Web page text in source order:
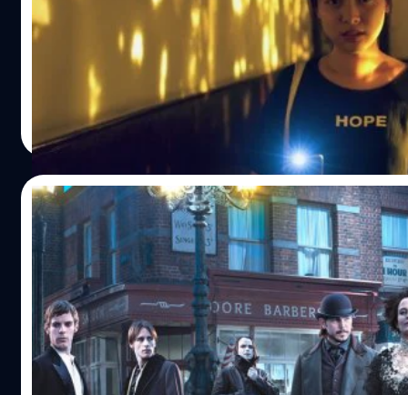
สยามสแควร์ คือหนังจากเลือดใหม่ของค่ายสหมงคลฟิล์มที่ห
ซบเซาลงพอตัว แต่จากหน้าหนังที่ปล่อยมาทำให้เราคาดหวัง
สมควรว่าสหมงคลน่าจะกลับมาทวงแถวหน้าของวงการหนังไ
อีกครั้ง ด้วยองค์ประกอบที่ฉีกแนวไปจากหนังเรื่องอื่น ๆ ในตล
การผสมแนววัยรุ่นวัยเรียนกับแนวสยองขวัญ บนพื้นที่ที่ทุกคน
หรือมีประสบการณ์ร่วมอย่าง สยามสแควร์ฯ ที่เป็นทั้งแหล่งช็อ
และเรียนพิเศษมาไม่ว่ายุคไหน ๆ พร้อมกับคำถามว่าถ้าสยามที่
รู้จักมีอีกด้านหนึ่งที่แสนลึกลับล่ะ? ด้วยภาพแบบทันสมัยกับพ
มีกลิ่นความเชื่อโบราณ ๆ กลายเป็นความขัดกันที่น่าสนใจขึ้นม
เดียว และความเห็นหลังจากได้รับชมแล้ว ต้องบอกว่านี่คืองาน
ไทยที่กล้าลองสูตรใหม่ ๆ และฉลาดในการเล่ามากที่สุดเรื่องห
ขณะนี้เลยครับ นี่เป็นผลงานการกำกับเต็มตัวเรื่องแรกของ ป้อ
ไพรัช คุ้มวัน ที่เคยร่วมงานกับเจ้าพ่อฮิปสเตอร์สุดเทพอย่าง เ
นวพล ธำรงรัตนฤทธิ์ โดยเขาเคยกำกับภาพให้หนังดี ๆ มัน ๆ
อย่าง Mary is Happy,Marry is Happy นอกจากนี้ยังรวมถึงก
ภาพใน 36 หนังเรื่องแรกของเต๋ออีกด้วย เมื่อต้องทำหน้าที่กำกั
ในเรื่องนี้ ด้านงานกำกับภาพไพรัชจึงไว้ใจให้ ภิไธย สมิตสุต ที่
งานระดับอินเตอร์ทั้งเวทีประกวดและงานเบื้องหลังหนังดังฮอ
ธนพล น้อยชูชื่น| 3417 days ago
Read More
15/03/2017
รวมเหล่าเซเลบนรกแตกใน Penny Dreadful
(2014-2016) เรื่องเล่าเขย่าขวัญ
https://www.youtube.com/watch?v=YFXHfEqMcis&t=8s
เหมาะสำหรับ ผู้ชื่นชอบหนังหรือซีรีส์สยองขวัญและแฟนนิยาย
คลาสสิค ผู้สร้างสรรค์ จอห์น โลแกน (เขียนบท 007 Skyfall,
Last Samurai และ Gladiator) รางวัล : ซีรีส์ใหม่น่าจับตามอง